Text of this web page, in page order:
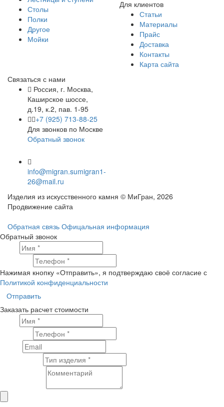
Столы
Полки
Другое
Мойки
Для клиентов
Статьи
Материалы
Прайс
Доставка
Контакты
Карта сайта
Связаться с нами
Россия, г. Москва,
Каширское шоссе,
д.19, к.2, пав. 1-95
+7 (925) 713-88-25
Для звонков по Москве
Обратный звонок
info@migran.sumigran1-
26@mail.ru
Изделия из искусственного камня © МиГран, 2026
Продвижение сайта
Обратная связь Офицальная информация
Обратный звонок
Нажимая кнопку «Отправить», я подтверждаю своё согласие с
Политикой конфиденциальности
Отправить
Заказать расчет стоимости